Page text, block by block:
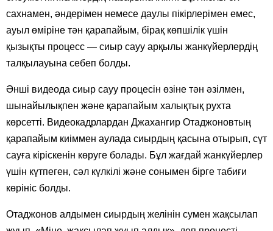
сахнамен, әндерімен немесе даулы пікірлерімен емес,
ауыл өміріне тән қарапайым, бірақ көпшілік үшін
қызықты процесс — сиыр сауу арқылы жанкүйерлердің
талқылауына себеп болды.
Әнші видеода сиыр сауу процесін өзіне тән әзілмен,
шынайылықпен және қарапайым халықтық рухта
көрсетті. Видеокадрлардан Джахангир Отаджоновтың
қарапайым киіммен аулада сиырдың қасына отырып, сүт
сауға кіріскенін көруге болады. Бұл жағдай жанкүйерлер
үшін күтпеген, сәл күлкілі және сонымен бірге табиғи
көрініс болды.
Отаджонов алдымен сиырдың желінін сумен жақсылап